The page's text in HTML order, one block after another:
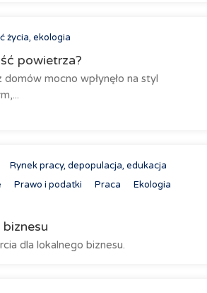
życia, ekologia
powietrza?
mocno wpłynęło na styl
Rynek pracy, depopulacja, edukacja
Prawo i podatki Praca
Ekologia
dla lokalnego biznesu.